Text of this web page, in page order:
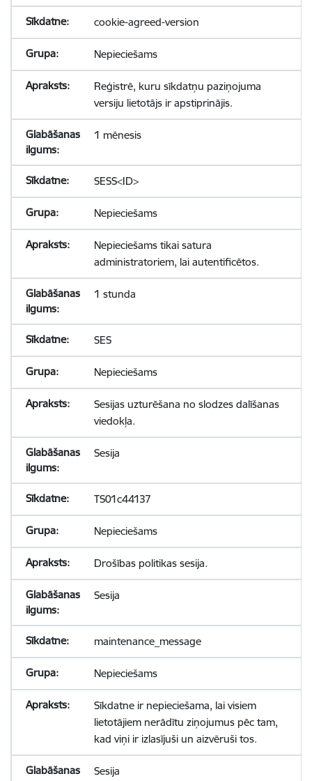
cookie-agreed-version
Nepieciešams
Reģistrē, kuru sīkdatņu paziņojuma
versiju lietotājs ir apstiprinājis.
1 mēnesis
SESS<ID>
Nepieciešams
Nepieciešams tikai satura
administratoriem, lai autentificētos.
1 stunda
SES
Nepieciešams
Sesijas uzturēšana no slodzes dalīšanas
viedokļa.
Sesija
TS01c44137
Nepieciešams
Drošības politikas sesija.
Sesija
maintenance_message
Nepieciešams
Sīkdatne ir nepieciešama, lai visiem
lietotājiem nerādītu ziņojumus pēc tam,
kad viņi ir izlasījuši un aizvēruši tos.
Sesija